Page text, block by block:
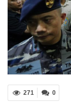
0
271